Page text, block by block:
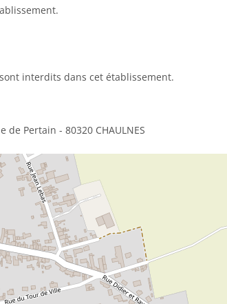
interdits dans cet établissement.
de Pertain - 80320 CHAULNES